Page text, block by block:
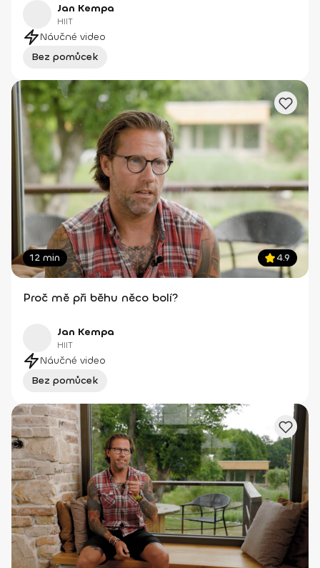
Jan Kempa
HIIT
Náučné video
Bez pomůcek
12 min 4.9
Proč mě při běhu něco bolí?
Jan Kempa
HIIT
Náučné video
Bez pomůcek